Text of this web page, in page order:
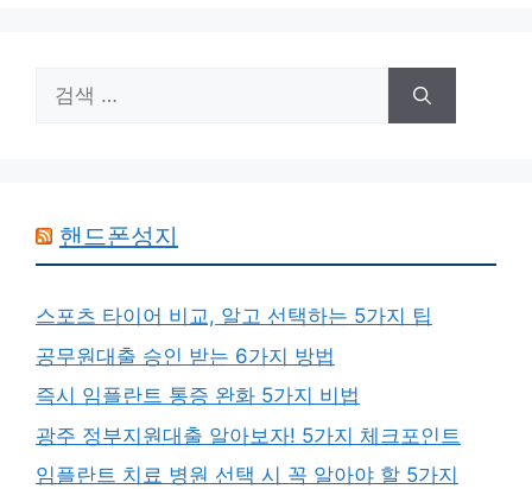
색:
핸드폰성지
스포츠 타이어 비교, 알고 선택하는 5가지 팁
공무원대출 승인 받는 6가지 방법
즉시 임플란트 통증 완화 5가지 비법
광주 정부지원대출 알아보자! 5가지 체크포인트
임플란트 치료 병원 선택 시 꼭 알아야 할 5가지